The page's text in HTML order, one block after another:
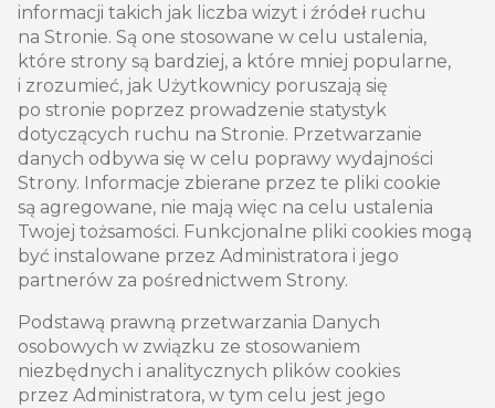
informacji takich jak liczba wizyt i źródeł ruchu
na Stronie. Są one stosowane w celu ustalenia,
które strony są bardziej, a które mniej popularne,
i zrozumieć, jak Użytkownicy poruszają się
po stronie poprzez prowadzenie statystyk
dotyczących ruchu na Stronie. Przetwarzanie
danych odbywa się w celu poprawy wydajności
Strony. Informacje zbierane przez te pliki cookie
są agregowane, nie mają więc na celu ustalenia
Twojej tożsamości. Funkcjonalne pliki cookies mogą
być instalowane przez Administratora i jego
partnerów za pośrednictwem Strony.
Podstawą prawną przetwarzania Danych
osobowych w związku ze stosowaniem
niezbędnych i analitycznych plików cookies
przez Administratora, w tym celu jest jego